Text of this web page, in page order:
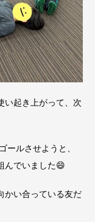
い起き上がって、次
ールさせようと、
んでいました😄
かい合っている友だ